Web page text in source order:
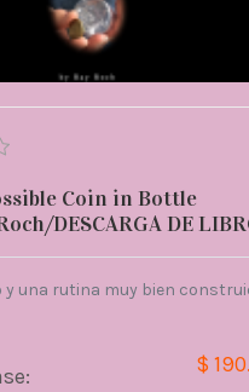
Coin in Bottle
DESCARGA DE
y una rutina muy bien
$